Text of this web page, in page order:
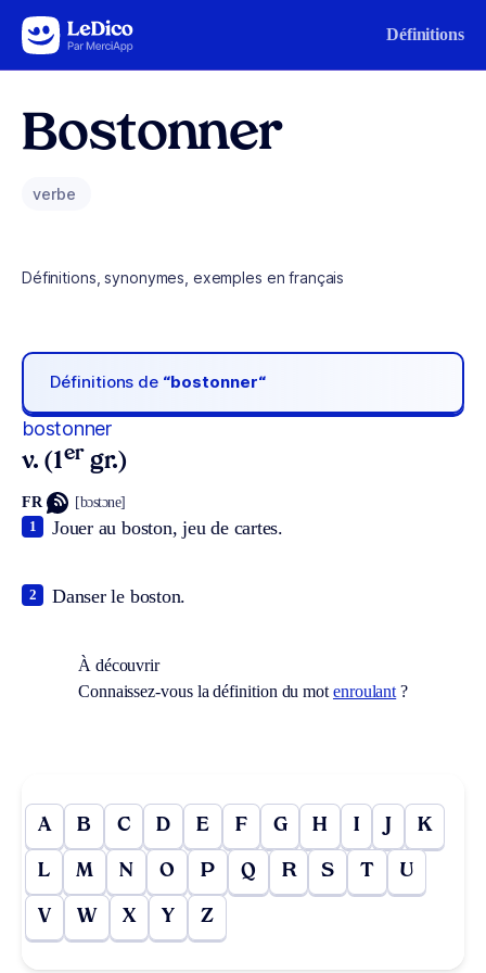
Aller au contenu Définitions
Bostonner
verbe
Définitions, synonymes, exemples en français
Définitions de “bostonner“
bostonner
v. (1er gr.)
FR [bɔstɔne]
Jouer au boston, jeu de cartes.
1
Danser le boston.
2
À découvrir
Connaissez-vous la définition du mot enroulant ?
A B C D E F G H I J K
L M N O P Q R S T U
V W X Y Z